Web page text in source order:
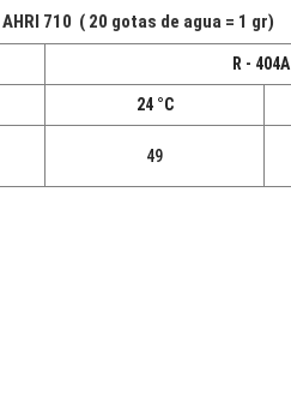
AHRI 710 ( 20 gotas de agua = 1 gr)
R - 404A
24 °C
49